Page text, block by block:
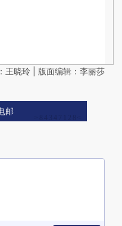
王晓玲 | 版面编辑：李丽莎
邮